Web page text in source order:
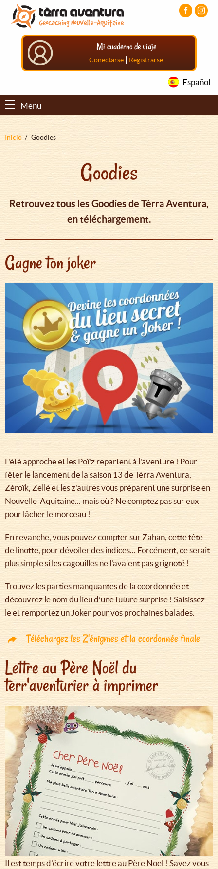
Pasar
contenido
principal
Pasar
menú
principal
Pasar
principal
Mi cuaderno de viaje
Conectarse | Registrarse
Español
Menu
Sobrescribir
ayuda
la
navegación
Inicio Goodies
Goodies
Retrouvez tous les Goodies de Tèrra Aventura,
en téléchargement.
Gagne ton joker
L'été approche et les Poï'z repartent à l'aventure ! Pour
fêter le lancement de la saison 13 de Tèrra Aventura,
Zéroïk, Zellé et les z'autres vous préparent une surprise en
Nouvelle-Aquitaine... mais où ? Ne comptez pas sur eux
pour lâcher le morceau !
En revanche, vous pouvez compter sur Zahan, cette tête
de linotte, pour dévoiler des indices... Forcément, ce serait
plus simple si les cagouilles ne l'avaient pas grignoté !
Trouvez les parties manquantes de la coordonnée et
découvrez le nom du lieu d’une future surprise ! Saisissez-
le et remportez un Joker pour vos prochaines balades.
Téléchargez les Z'énigmes et la coordonnée finale
Lettre au Père Noël du
terr'aventurier à imprimer
Il est temps d'écrire votre lettre au Père Noël ! Savez vous